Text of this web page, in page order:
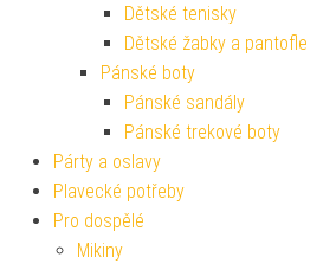
Dětské tenisky
Dětské žabky a pantofle
Pánské boty
Pánské sandály
Pánské trekové boty
Párty a oslavy
Plavecké potřeby
Pro dospělé
Mikiny